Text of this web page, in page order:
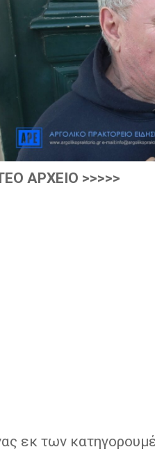
AΡXEIO >>>>>
εκ των